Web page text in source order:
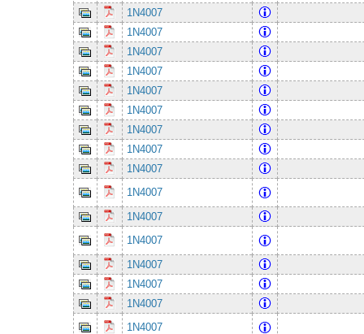
1N4007
1N4007
1N4007
1N4007
1N4007
1N4007
1N4007
1N4007
1N4007
1N4007
1N4007
1N4007
1N4007
1N4007
1N4007
1N4007